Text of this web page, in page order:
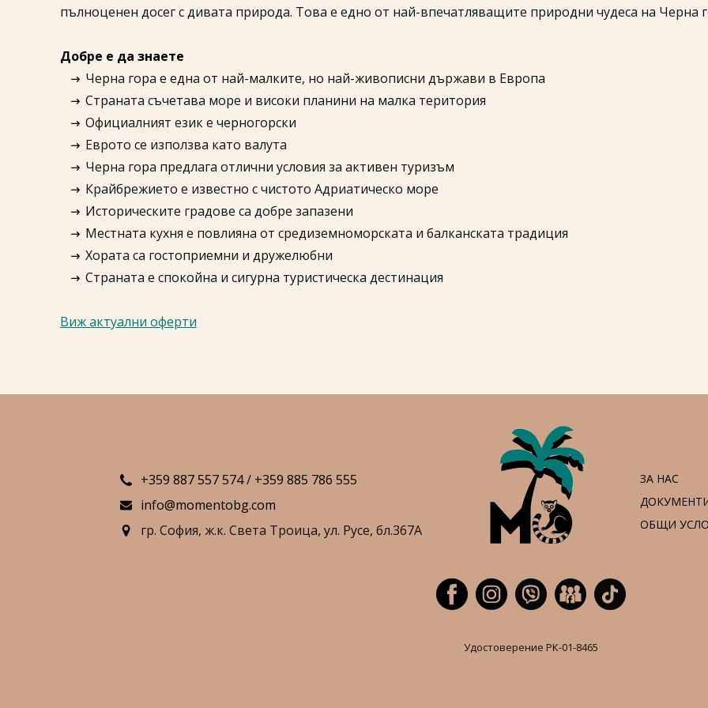
пълноценен досег с дивата природа. Това е едно от най-впечатляващите природни чудеса на Черна
Добре е да знаете
Черна гора е една от най-малките, но най-живописни държави в Европа
Страната съчетава море и високи планини на малка територия
Официалният език е черногорски
Еврото се използва като валута
Черна гора предлага отлични условия за активен туризъм
Крайбрежието е известно с чистото Адриатическо море
Историческите градове са добре запазени
Местната кухня е повлияна от средиземноморската и балканската традиция
Хората са гостоприемни и дружелюбни
Страната е спокойна и сигурна туристическа дестинация
Виж актуални оферти
+359 887 557 574/ +359 885 786 555
info@momentobg.com
гр. София,ж.к. Света Троица, ул. Русе, бл.367А
ЗА НАС
ОБЩИ
Удостоверение РК-01-8465